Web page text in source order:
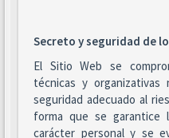
Secreto y seguridad de
El Sitio Web se
técnicas y organizativas
seguridad adecuado al
forma que se garantice
carácter personal y se